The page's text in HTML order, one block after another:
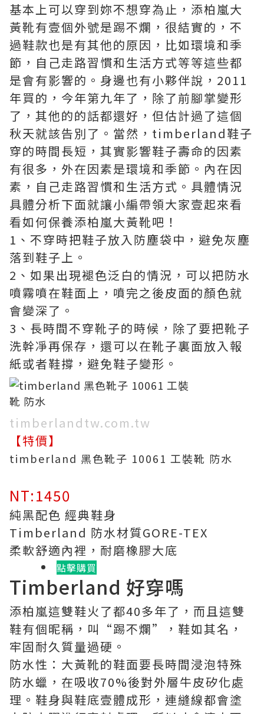
基本上可以穿到妳不想穿為止，添柏嵐大
黃靴有壹個外號是踢不爛，很結實的，不
過鞋款也是有其他的原因，比如環境和季
節，自己走路習慣和生活方式等等這些都
是會有影響的。身邊也有小夥伴說，2011
年買的，今年第九年了，除了前腳掌變形
了，其他的的話都還好，但估計過了這個
秋天就該告別了。當然，timberland鞋子
穿的時間長短，其實影響鞋子壽命的因素
有很多，外在因素是環境和季節。內在因
素，自己走路習慣和生活方式。具體情況
具體分析下面就讓小編帶領大家壹起來看
看如何保養添柏嵐大黃靴吧！
1、不穿時把鞋子放入防塵袋中，避免灰塵
落到鞋子上。
2、如果出現褪色泛白的情況，可以把防水
噴霧噴在鞋面上，噴完之後皮面的顏色就
會變深了。
3、長時間不穿靴子的時候，除了要把靴子
洗幹凈再保存，還可以在靴子裏面放入報
紙或者鞋撐，避免鞋子變形。
timberlandtw.com.tw
【特價】
timberland 黑色靴子 10061 工裝靴 防水
NT:1450
純黑配色 經典鞋身
Timberland 防水材質GORE-TEX
柔軟舒適內裡，耐磨橡膠大底
點擊購買
Timberland 好穿嗎
添柏嵐這雙鞋火了都40多年了，而且這雙
鞋有個昵稱，叫“踢不爛”，鞋如其名，
牢固耐久質量過硬。
防水性：大黃靴的鞋面要長時間浸泡特殊
防水蠟，在吸收70%後對外層牛皮矽化處
理。鞋身與鞋底壹體成形，連縫線都會塗